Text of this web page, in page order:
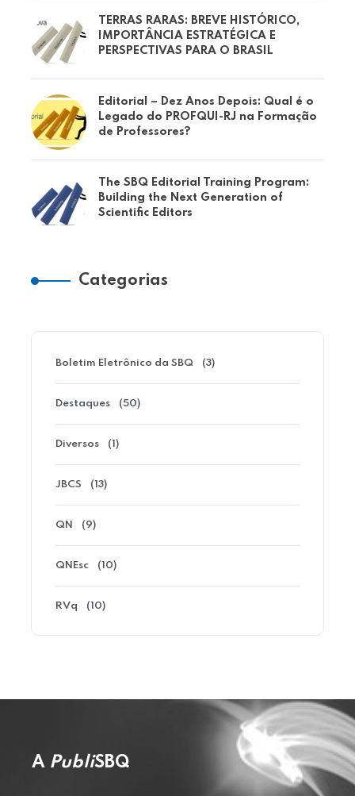
TERRAS RARAS: BREVE HISTÓRICO,
IMPORTÂNCIA ESTRATÉGICA E
PERSPECTIVAS PARA O BRASIL
Editorial – Dez Anos Depois: Qual é o
Legado do PROFQUI-RJ na Formação
de Professores?
The SBQ Editorial Training Program:
Building the Next Generation of
Scientific Editors
Categorias
Boletim Eletrônico da SBQ (3)
Destaques (50)
Diversos (1)
JBCS (13)
QN (9)
QNEsc (10)
RVq (10)
A PubliSBQ